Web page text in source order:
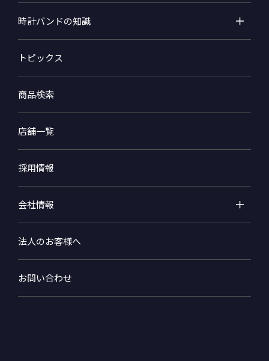
時計バンドの知識
トピックス
商品検索
店舗一覧
採用情報
会社情報
法人のお客様へ
お問い合わせ